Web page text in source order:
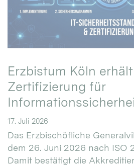
Erzbistum Köln
Zertifizierung für
17. Juli 2026
Das Erzbischöfliche
dem 26. Juni 2026 nach ISO
Damit bestätigt die